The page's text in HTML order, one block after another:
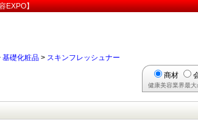
EXPO】
基礎化粧品 > スキンフレッシュナー
商材
健康美容業界最